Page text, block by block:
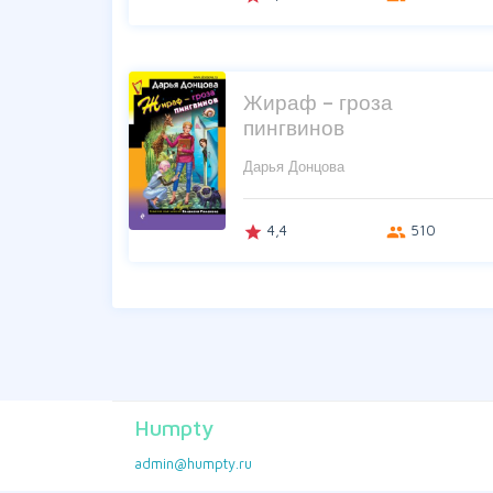
Жираф – гроза
пингвинов
Дарья Донцова
grade 4,4 group 510
Humpty
admin@humpty.ru